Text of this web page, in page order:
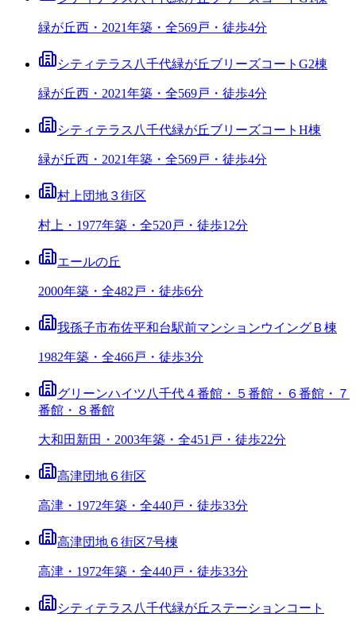
緑が丘西・2021年築・全569戸・徒歩4分
シティテラス八千代緑が丘ブリーズコートG2棟
緑が丘西・2021年築・全569戸・徒歩4分
シティテラス八千代緑が丘ブリーズコートH棟
緑が丘西・2021年築・全569戸・徒歩4分
村上団地３街区
村上・1977年築・全520戸・徒歩12分
エールの丘
2000年築・全482戸・徒歩6分
我孫子市布佐平和台駅前マンションウイングＢ棟
1982年築・全466戸・徒歩3分
グリーンハイツ八千代４番館・５番館・６番館・７
番館・８番館
大和田新田・2003年築・全451戸・徒歩22分
高津団地６街区
高津・1972年築・全440戸・徒歩33分
高津団地６街区7号棟
高津・1972年築・全440戸・徒歩33分
シティテラス八千代緑が丘ステーションコート